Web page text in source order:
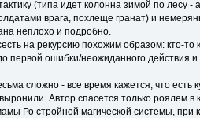
(типа идет колонна зимой по
врага, похлеще гранат) и
неплохо и подробно.
на рекурсию похожим образом: кто-то
первой ошибки/неожиданного действия
сложно - все время кажется, что
Автор спасется только роялем
Ро стройной магической системы,